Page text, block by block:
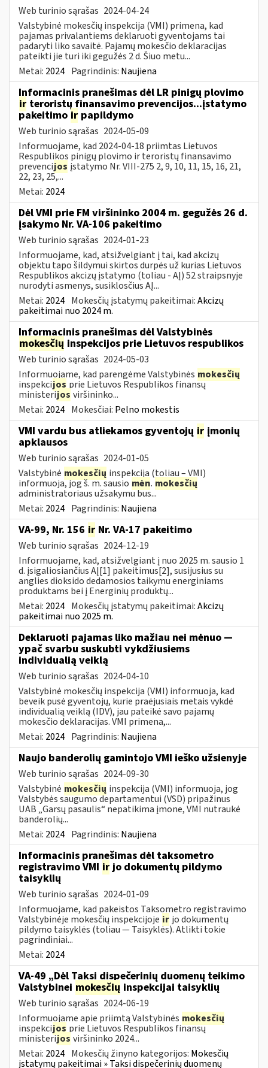
Web turinio sąrašas 2024-04-24
Valstybinė mokesčių inspekcija (VMI) primena, kad
pajamas privalantiems deklaruoti gyventojams tai
padaryti liko savaitė. Pajamų mokesčio deklaracijas
pateikti jie turi iki gegužės 2 d. Šiuo metu...
Metai: 2024 Pagrindinis: Naujiena
Informacinis pranešimas dėl LR pinigų plovimo
ir teroristų finansavimo prevencijos...įstatymo
pakeitimo ir papildymo
Web turinio sąrašas 2024-05-09
Informuojame, kad 2024-04-18 priimtas Lietuvos
Respublikos pinigų plovimo ir teroristų finansavimo
prevencijos įstatymo Nr. VIII-275 2, 9, 10, 11, 15, 16, 21,
22, 23, 25,...
Metai: 2024
Dėl VMI prie FM viršininko 2004 m. gegužės 26 d.
įsakymo Nr. VA-106 pakeitimo
Web turinio sąrašas 2024-01-23
Informuojame, kad, atsižvelgiant į tai, kad akcizų
objektu tapo šildymui skirtos durpės už kurias Lietuvos
Respublikos akcizų įstatymo (toliau - AĮ) 52 straipsnyje
nurodyti asmenys, susiklosčius AĮ...
Metai: 2024 Mokesčių įstatymų pakeitimai:Akcizų
pakeitimai nuo 2024 m.
Informacinis pranešimas dėl Valstybinės
mokesčių inspekcijos prie Lietuvos respublikos
Web turinio sąrašas 2024-05-03
Informuojame, kad parengėme Valstybinės mokesčių
inspekcijos prie Lietuvos Respublikos finansų
ministerijos viršininko...
Metai: 2024 Mokesčiai: Pelno mokestis
VMI vardu bus atliekamos gyventojų ir įmonių
apklausos
Web turinio sąrašas 2024-01-05
Valstybinė mokesčių inspekcija (toliau – VMI)
informuoja, jog š. m. sausio mėn. mokesčių
administratoriaus užsakymu bus...
Metai: 2024 Pagrindinis: Naujiena
VA-99, Nr. 156 ir Nr. VA-17 pakeitimo
Web turinio sąrašas 2024-12-19
Informuojame, kad, atsižvelgiant į nuo 2025 m. sausio 1
d. įsigaliosiančius AĮ[1] pakeitimus[2], susijusius su
anglies dioksido dedamosios taikymu energiniams
produktams bei į Energinių produktų...
Metai: 2024 Mokesčių įstatymų pakeitimai:Akcizų
pakeitimai nuo 2025 m.
Deklaruoti pajamas liko mažiau nei mėnuo —
ypač svarbu suskubti vykdžiusiems
individualią veiklą
Web turinio sąrašas 2024-04-10
Valstybinė mokesčių inspekcija (VMI) informuoja, kad
beveik pusė gyventojų, kurie praėjusiais metais vykdė
individualią veiklą (IDV), jau pateikė savo pajamų
mokesčio deklaracijas. VMI primena,...
Metai: 2024 Pagrindinis: Naujiena
Naujo banderolių gamintojo VMI ieško užsienyje
Web turinio sąrašas 2024-09-30
Valstybinė mokesčių inspekcija (VMI) informuoja, jog
Valstybės saugumo departamentui (VSD) pripažinus
UAB „Garsų pasaulis“ nepatikima įmone, VMI nutraukė
banderolių...
Metai: 2024 Pagrindinis: Naujiena
Informacinis pranešimas dėl taksometro
registravimo VMI irjo dokumentų pildymo
taisyklių
Web turinio sąrašas 2024-01-09
Informuojame, kad pakeistos Taksometro registravimo
Valstybinėje mokesčių inspekcijoje ir jo dokumentų
pildymo taisyklės (toliau — Taisyklės). Atlikti tokie
pagrindiniai...
Metai: 2024
VA-49 „Dėl Taksi dispečerinių duomenų teikimo
Valstybinei mokesčių inspekcijai taisyklių
Web turinio sąrašas 2024-06-19
Informuojame apie priimtą Valstybinės mokesčių
inspekcijos prie Lietuvos Respublikos finansų
ministerijos viršininko 2024...
Metai: 2024 Mokesčių žinyno kategorijos: Mokesčių
įstatymų pakeitimai » Taksi dispečerinių duomenų